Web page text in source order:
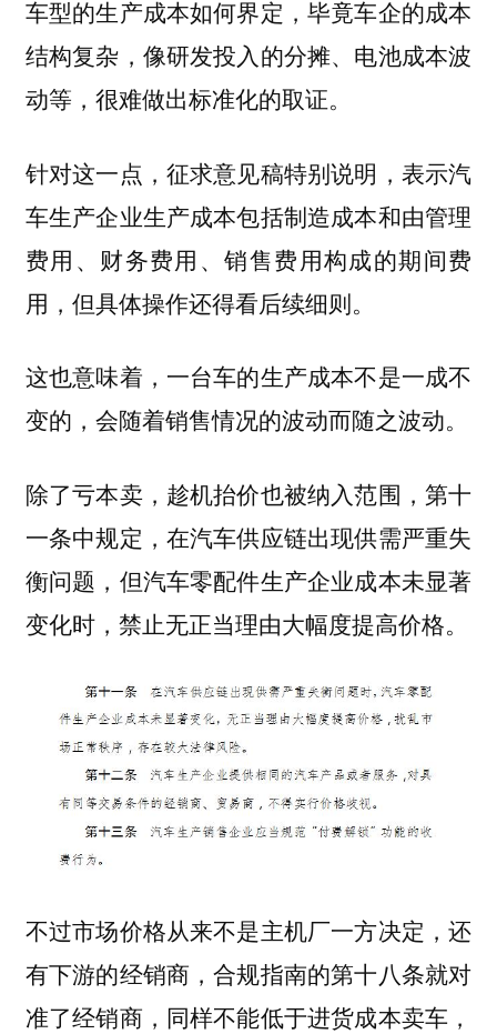
车型的生产成本如何界定，毕竟车企的成本
结构复杂，像研发投入的分摊、电池成本波
动等，很难做出标准化的取证。
针对这一点，征求意见稿特别说明，表示汽
车生产企业生产成本包括制造成本和由管理
费用、财务费用、销售费用构成的期间费
用 ，但具体操作还得看后续细则。
这也意味着，一台车的生产成本不是一成不
变的，会随着销售情况的波动而随之波动。
除了亏本卖，趁机抬价也被纳入范围，第十
一条中规定，在汽车供应链出现供需严重失
衡问题，但汽车零配件生产企业成本未显著
变化时，禁止无正当理由大幅度提高价格。
不过市场价格从来不是主机厂一方决定，还
有下游的经销商，合规指南的第十八条就对
准了经销商，同样不能低于进货成本卖车，